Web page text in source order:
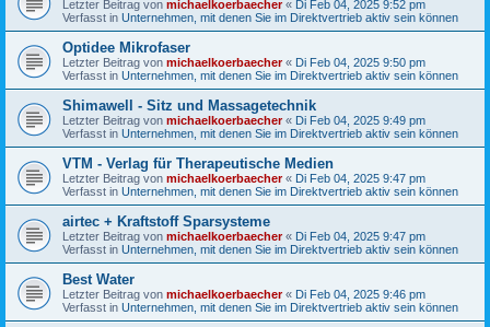
Letzter Beitrag von michaelkoerbaecher« Di Feb 04, 2025 9:52 pm
Verfasst in Unternehmen, mit denen Sie im Direktvertrieb aktiv sein können
Optidee Mikrofaser
Letzter Beitrag von michaelkoerbaecher« Di Feb 04, 2025 9:50 pm
Verfasst in Unternehmen, mit denen Sie im Direktvertrieb aktiv sein können
Shimawell - Sitz und Massagetechnik
Letzter Beitrag von michaelkoerbaecher« Di Feb 04, 2025 9:49 pm
Verfasst in Unternehmen, mit denen Sie im Direktvertrieb aktiv sein können
VTM - Verlag für Therapeutische Medien
Letzter Beitrag von michaelkoerbaecher« Di Feb 04, 2025 9:47 pm
Verfasst in Unternehmen, mit denen Sie im Direktvertrieb aktiv sein können
airtec + Kraftstoff Sparsysteme
Letzter Beitrag von michaelkoerbaecher« Di Feb 04, 2025 9:47 pm
Verfasst in Unternehmen, mit denen Sie im Direktvertrieb aktiv sein können
Best Water
Letzter Beitrag von michaelkoerbaecher« Di Feb 04, 2025 9:46 pm
Verfasst in Unternehmen, mit denen Sie im Direktvertrieb aktiv sein können